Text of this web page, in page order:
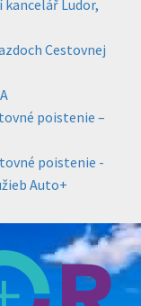
Ludor,
Cestovnej
poistenie –
poistenie -
Auto+